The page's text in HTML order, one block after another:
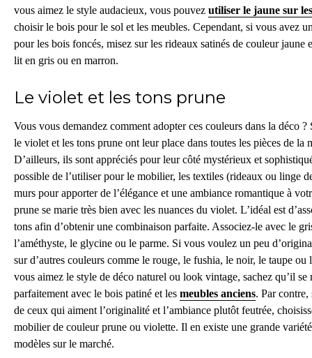
vous aimez le style audacieux, vous pouvez utiliser le jaune sur
choisir le bois pour le sol et les meubles. Cependant, si vous avez
pour les bois foncés, misez sur les rideaux satinés de couleur jaune
lit en gris ou en marron.
Le violet et les tons prune
Vous vous demandez comment adopter ces couleurs dans la déco ?
le violet et les tons prune ont leur place dans toutes les pièces de la
D’ailleurs, ils sont appréciés pour leur côté mystérieux et
possible de l’utiliser pour le mobilier, les textiles (rideaux ou linge
murs pour apporter de l’élégance et une ambiance romantique à
prune se marie très bien avec les nuances du violet. L’idéal est
tons afin d’obtenir une combinaison parfaite. Associez-le avec le
l’améthyste, le glycine ou le parme. Si vous voulez un peu
sur d’autres couleurs comme le rouge, le fushia, le noir, le taupe ou
vous aimez le style de déco naturel ou look vintage, sachez qu’il se
parfaitement avec le bois patiné et les meubles anciens. Par contre,
de ceux qui aiment l’originalité et l’ambiance plutôt feutrée,
mobilier de couleur prune ou violette. Il en existe une grande
modèles sur le marché.